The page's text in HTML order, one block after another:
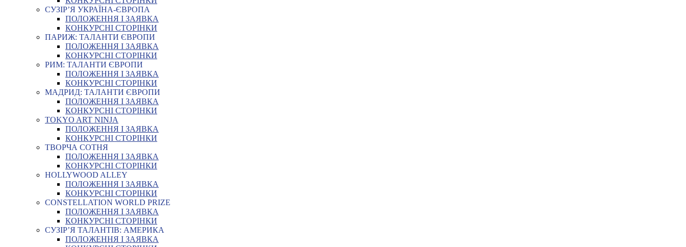
СУЗІР’Я УКРАЇНА-ЄВРОПА
ПОЛОЖЕННЯ І ЗАЯВКА
КОНКУРСНІ СТОРІНКИ
ПАРИЖ: ТАЛАНТИ ЄВРОПИ
ПОЛОЖЕННЯ І ЗАЯВКА
КОНКУРСНІ СТОРІНКИ
РИМ: ТАЛАНТИ ЄВРОПИ
ПОЛОЖЕННЯ І ЗАЯВКА
КОНКУРСНІ СТОРІНКИ
МАДРИД: ТАЛАНТИ ЄВРОПИ
ПОЛОЖЕННЯ І ЗАЯВКА
КОНКУРСНІ СТОРІНКИ
TOKYO ART NINJA
ПОЛОЖЕННЯ І ЗАЯВКА
КОНКУРСНІ СТОРІНКИ
ТВОРЧА СОТНЯ
ПОЛОЖЕННЯ І ЗАЯВКА
КОНКУРСНІ СТОРІНКИ
HOLLYWOOD ALLEY
ПОЛОЖЕННЯ І ЗАЯВКА
КОНКУРСНІ СТОРІНКИ
CONSTELLATION WORLD PRIZE
ПОЛОЖЕННЯ І ЗАЯВКА
КОНКУРСНІ СТОРІНКИ
СУЗІР’Я ТАЛАНТІВ: АМЕРИКА
ПОЛОЖЕННЯ І ЗАЯВКА